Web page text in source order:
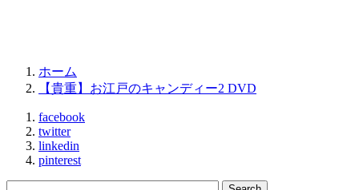
ホーム
【貴重】お江戸のキャンディー2 DVD
facebook
twitter
linkedin
pinterest